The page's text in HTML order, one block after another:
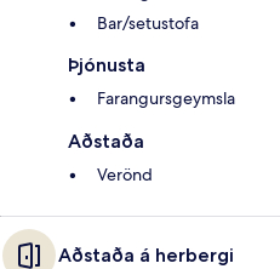
Bar/setustofa
Þjónusta
Farangursgeymsla
Aðstaða
Verönd
Aðstaða á herbergi